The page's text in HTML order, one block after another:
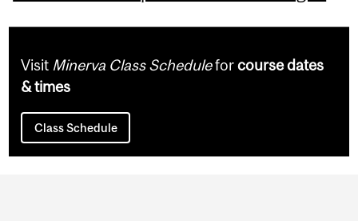
Visit Minerva Class Scheduleforcourse dates
& times
Class Schedule